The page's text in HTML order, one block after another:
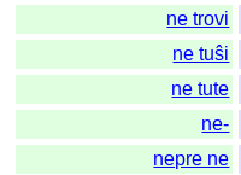
ne trovi
ne tuŝi
ne tute
ne-
nepre ne